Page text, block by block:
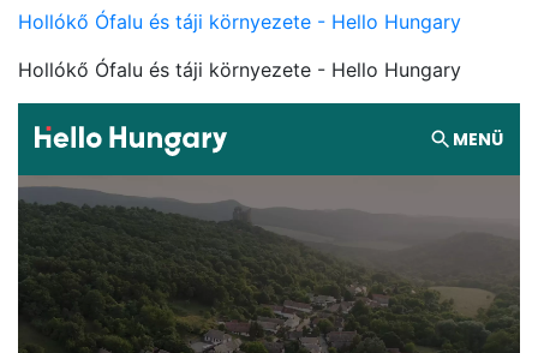
Hollókő Ófalu és táji környezete - Hello Hungary
Hollókő Ófalu és táji környezete - Hello Hungary